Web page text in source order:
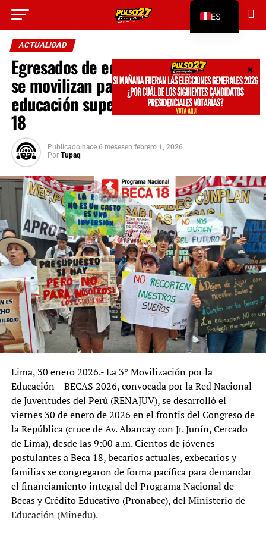
ACTUALIDAD
Egresados de educación secundaria
se movilizan para exigir acceso a
educación superior mediante Beca
18
Publicado hace 6 mesesen febrero 1, 2026
Por Tupaq
Lima, 30 enero 2026.- La 3° Movilización por la
Educación – BECAS 2026, convocada por la Red Nacional
de Juventudes del Perú (RENAJUV), se desarrolló el
viernes 30 de enero de 2026 en el frontis del Congreso de
la República (cruce de Av. Abancay con Jr. Junín, Cercado
de Lima), desde las 9:00 a.m. Cientos de jóvenes
postulantes a Beca 18, becarios actuales, exbecarios y
familias se congregaron de forma pacífica para demandar
el financiamiento integral del Programa Nacional de
Becas y Crédito Educativo (Pronabec), del Ministerio de
Educación (Minedu).
Go to mobile version
ES
EN